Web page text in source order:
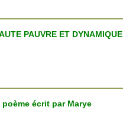
PAUVRE ET DYNAMIQUE
écrit par Marye